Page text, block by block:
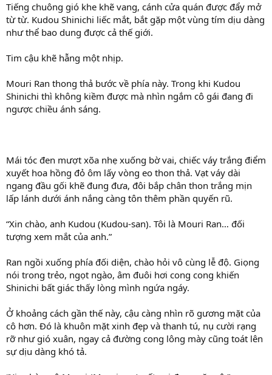
Tiếng chuông gió khe khẽ vang, cánh cửa quán được đẩy mở
từ từ. Kudou Shinichi liếc mắt, bắt gặp một vùng tím dịu dàng
như thể bao dung được cả thế giới.
Tim cậu khẽ hẫng một nhịp.
Mouri Ran thong thả bước về phía này. Trong khi Kudou
Shinichi thì không kiềm được mà nhìn ngắm cô gái đang đi
ngược chiều ánh sáng.
Mái tóc đen mượt xõa nhẹ xuống bờ vai, chiếc váy trắng điểm
xuyết hoa hồng đỏ ôm lấy vòng eo thon thả. Vạt váy dài
ngang đầu gối khẽ đung đưa, đôi bắp chân thon trắng mịn
lấp lánh dưới ánh nắng càng tôn thêm phần quyến rũ.
“Xin chào, anh Kudou (Kudou-san). Tôi là Mouri Ran… đối
tượng xem mắt của anh.”
Ran ngồi xuống phía đối diện, chào hỏi vô cùng lễ độ. Giọng
nói trong trẻo, ngọt ngào, âm đuôi hơi cong cong khiến
Shinichi bất giác thấy lòng mình ngứa ngáy.
Ở khoảng cách gần thế này, cậu càng nhìn rõ gương mặt của
cô hơn. Đó là khuôn mặt xinh đẹp và thanh tú, nụ cười rạng
rỡ như gió xuân, ngay cả đường cong lông mày cũng toát lên
sự dịu dàng khó tả.